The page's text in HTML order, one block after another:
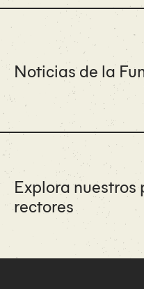
Noticias de la
Explora nuestros
rectores